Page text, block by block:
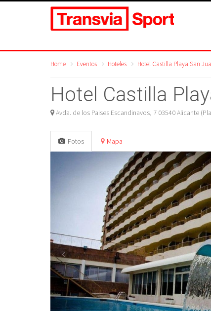
Home Eventos Hoteles Hotel Castilla Playa San
Hotel Castilla
Avda. de los Paises Escandinavos, 7 03540 Alicante
Fotos Mapa